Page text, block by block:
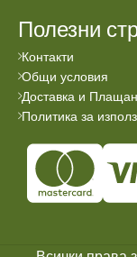
Полезни
Контакти
Общи условия
Доставка и
Политика за